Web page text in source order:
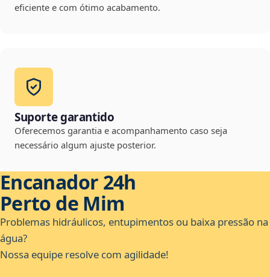
eficiente e com ótimo acabamento.
Suporte garantido
Oferecemos garantia e acompanhamento caso seja
necessário algum ajuste posterior.
Encanador 24h
Perto de Mim
Problemas hidráulicos, entupimentos ou baixa pressão na
água?
Nossa equipe resolve com agilidade!